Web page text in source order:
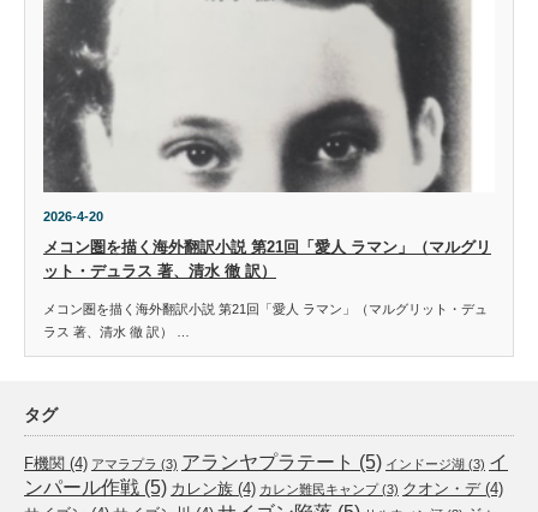
2026-4-20
メコン圏を描く海外翻訳小説 第21回「愛人 ラマン」（マルグリ
ット・デュラス 著、清水 徹 訳）
メコン圏を描く海外翻訳小説 第21回「愛人 ラマン」（マルグリット・デュ
ラス 著、清水 徹 訳） …
タグ
F機関 (4) アマラプラ (3) アランヤプラテート (5) インドージ湖 (3) イ
ンパール作戦 (5) カレン族 (4) カレン難民キャンプ(3) クオン・デ(4)